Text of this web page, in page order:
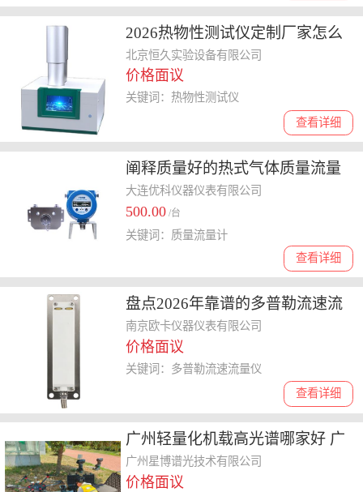
2026热物性测试仪定制厂家怎么
选，口碑好的品牌分享给你
北京恒久实验设备有限公司
价格面议
查看详细
关键词：热物性测试仪
阐释质量好的热式气体质量流量
计，靠谱厂家分析
大连优科仪器仪表有限公司
500.00 /台
查看详细
关键词：质量流量计
盘点2026年靠谱的多普勒流速流
量仪制造商，哪家性价比高
南京欧卡仪器仪表有限公司
价格面议
查看详细
关键词：多普勒流速流量仪
广州轻量化机载高光谱哪家好 广
州星博谱光技术供应
广州星博谱光技术有限公司
价格面议